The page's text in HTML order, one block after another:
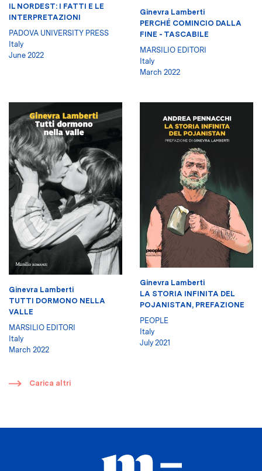
IL NORDEST: I FATTI E LE
INTERPRETAZIONI
PADOVA UNIVERSITY PRESS
Italy
June 2022
Ginevra Lamberti
PERCHÉ COMINCIO DALLA
FINE - TASCABILE
MARSILIO EDITORI
Italy
March 2022
Ginevra Lamberti
TUTTI DORMONO NELLA
VALLE
MARSILIO EDITORI
Italy
March 2022
Ginevra Lamberti
LA STORIA INFINITA DEL
POJANISTAN, PREFAZIONE
PEOPLE
Italy
July 2021
​ Carica altri